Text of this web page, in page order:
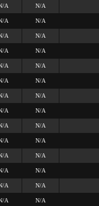
A N/A
A N/A
A N/A
A N/A
A N/A
A N/A
A N/A
A N/A
A N/A
A N/A
A N/A
A N/A
A N/A
A N/A